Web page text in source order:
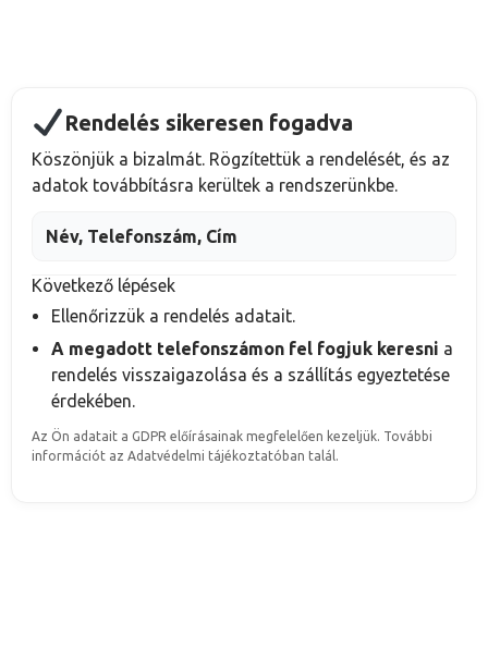
Rendelés sikeresen fogadva
Köszönjük a bizalmát. Rögzítettük a rendelését, és az
adatok továbbításra kerültek a rendszerünkbe.
Név, Telefonszám, Cím
Következő lépések
Ellenőrizzük a rendelés adatait.
A megadott telefonszámon fel fogjuk keresni a
rendelés visszaigazolása és a szállítás egyeztetése
érdekében.
Az Ön adatait a GDPR előírásainak megfelelően kezeljük. További
információt az Adatvédelmi tájékoztatóban talál.